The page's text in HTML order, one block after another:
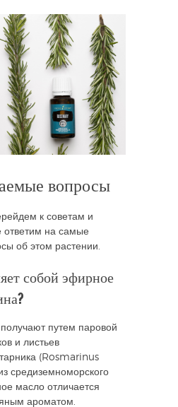
вопросы
к советам и
ответим на самые
об этом растении.
собой эфирное
путем паровой
и листьев
(Rosmarinus
средиземноморского
масло отличается
ароматом.